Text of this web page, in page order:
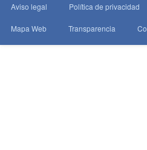
Aviso legal Política de privacidad
Mapa Web Transparencia